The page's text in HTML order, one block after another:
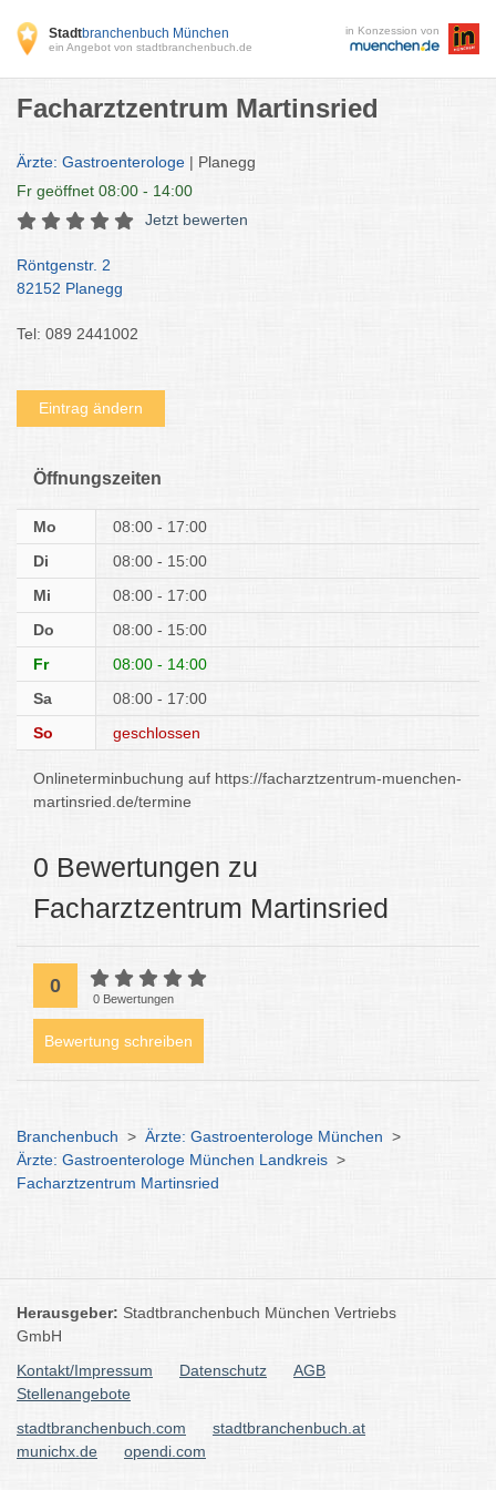
Stadtbranchenbuch München
ein Angebot von stadtbranchenbuch.de
in Konzession von
Facharztzentrum Martinsried
Ärzte: Gastroenterologe | Planegg
Fr geöffnet 08:00 - 14:00
Jetzt bewerten
Röntgenstr. 2
82152 Planegg
Tel: 089 2441002
Eintrag ändern
Öffnungszeiten
Mo
08:00 - 17:00
Di
08:00 - 15:00
Mi
08:00 - 17:00
Do
08:00 - 15:00
Fr
08:00 - 14:00
Sa
08:00 - 17:00
So
geschlossen
Onlineterminbuchung auf https://facharztzentrum-muenchen-
martinsried.de/termine
0 Bewertungen zu
Facharztzentrum Martinsried
0
0 Bewertungen
Bewertung schreiben
Branchenbuch > Ärzte: Gastroenterologe München >
Ärzte: Gastroenterologe München Landkreis >
Facharztzentrum Martinsried
Herausgeber: Stadtbranchenbuch München Vertriebs
GmbH
Kontakt/Impressum
Datenschutz
AGB
Stellenangebote
stadtbranchenbuch.com
stadtbranchenbuch.at
munichx.de
opendi.com